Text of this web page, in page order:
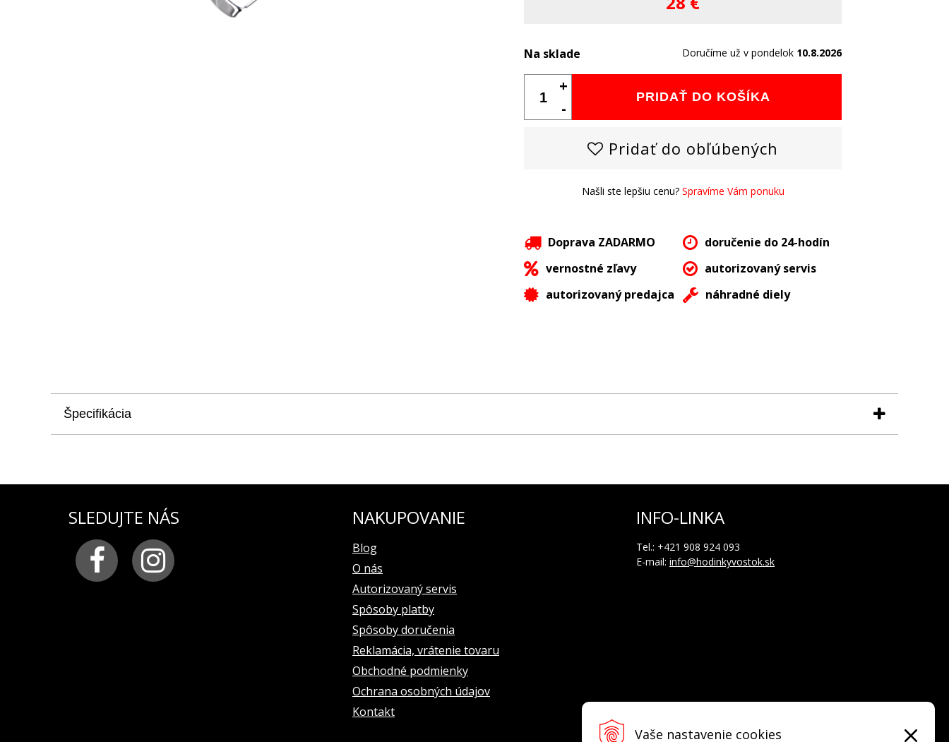
Vaše nastavenie cookies
Na sklade Doručíme už v pondelok 10.8.2026
PRIDAŤ DO KOŠÍKA
+
-
Pridať do obľúbených
Našli ste lepšiu cenu? Spravíme Vám ponuku
Doprava ZADARMO
doručenie do 24-hodín
vernostné zľavy
autorizovaný servis
autorizovaný predajca
náhradné diely
Špecifikácia
pracka:chirurgická oceľ s logom VOSTOK-EUROPE
Remienky sa veľmi jednoducho vymieňajú vďaka dômyselnému prispôsobeniu v remienku. Ľahko si ho vymení každá žena a s novým remienkom jej hodinky budú každý deň
vyzerať inakšie.
SLEDUJTE NÁS NAKUPOVANIE
Blog
O nás
Autorizovaný servis
Spôsoby platby
Spôsoby doručenia
Reklamácia, vrátenie tovaru
Obchodné podmienky
Ochrana osobných údajov
Kontakt
INFO-LINKA
Tel.: +421 908 924 093
E-mail: info@hodinkyvostok.sk